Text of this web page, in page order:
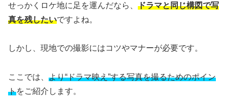
せっかくロケ地に足を運んだなら、 ドラマと同じ構図で写
真を残したいですよね。
しかし、現地での撮影にはコツやマナーが必要です。
ここでは、 より“ドラマ映え”する写真を撮るためのポイン
トをご紹介します。